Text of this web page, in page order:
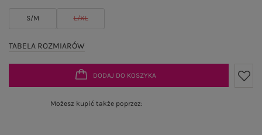
S/M L/XL
TABELA ROZMIARÓW
DODAJ DO KOSZYKA
Możesz kupić także poprzez: